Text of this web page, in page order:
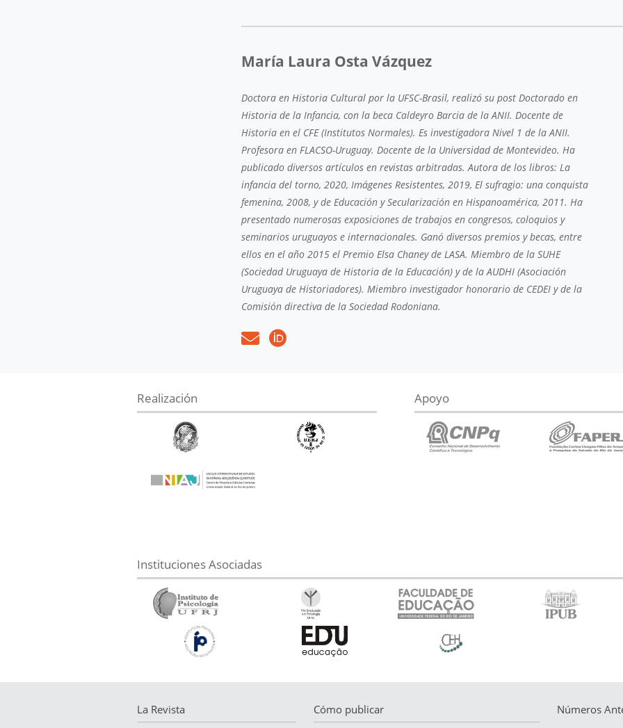
María Laura Osta Vázquez
Doctora en Historia Cultural por la UFSC-Brasil, realizó su post Doctorado en
Historia de la Infancia, con la beca Caldeyro Barcia de la ANII. Docente de
Historia en el CFE (Institutos Normales). Es investigadora Nivel 1 de la ANII.
Profesora en FLACSO-Uruguay. Docente de la Universidad de Montevideo. Ha
publicado diversos artículos en revistas arbitradas. Autora de los libros: La
infancia del torno, 2020, Imágenes Resistentes, 2019, El sufragio: una conquista
femenina, 2008, y de Educación y Secularización en Hispanoamérica, 2011. Ha
presentado numerosas exposiciones de trabajos en congresos, coloquios y
seminarios uruguayos e internacionales. Ganó diversos premios y becas, entre
ellos en el año 2015 el Premio Elsa Chaney de LASA. Miembro de la SUHE
(Sociedad Uruguaya de Historia de la Educación) y de la AUDHI (Asociación
Uruguaya de Historiadores). Miembro investigador honorario de CEDEI y de la
Comisión directiva de la Sociedad Rodoniana.
Realización Apoyo
Instituciones Asociadas
La Revista Cómo publicar Números